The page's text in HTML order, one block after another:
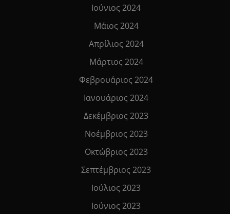
Ιούνιος 2024
Μάιος 2024
Απρίλιος 2024
Μάρτιος 2024
Φεβρουάριος 2024
Ιανουάριος 2024
Δεκέμβριος 2023
Νοέμβριος 2023
Οκτώβριος 2023
Σεπτέμβριος 2023
Ιούλιος 2023
Ιούνιος 2023